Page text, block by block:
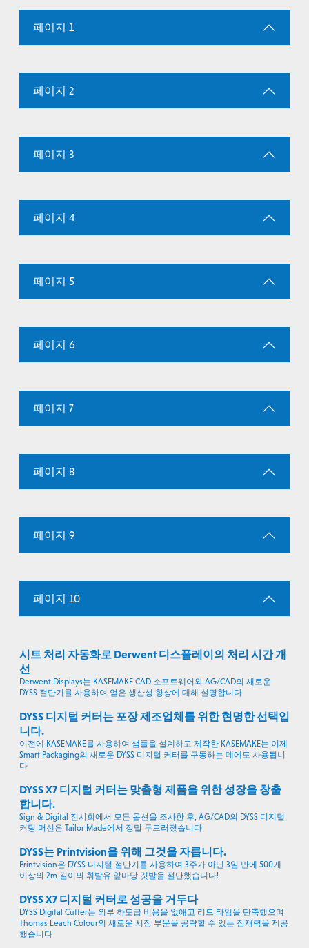
페이지 1
페이지 2
페이지 3
페이지 4
페이지 5
페이지 6
페이지 7
페이지 8
페이지 9
페이지 10
시트 처리 자동화로 Derwent 디스플레이의 처리 시간 개
선
Derwent Displays는 KASEMAKE CAD 소프트웨어와 AG/CAD의 새로운
DYSS 절단기를 사용하여 얻은 생산성 향상에 대해 설명합니다
DYSS 디지털 커터는 포장 제조업체를 위한 현명한 선택입
니다.
이전에 KASEMAKE를 사용하여 샘플을 설계하고 제작한 KASEMAKE는 이제
Smart Packaging의 새로운 DYSS 디지털 커터를 구동하는 데에도 사용됩니
다
DYSS X7 디지털 커터는 맞춤형 제품을 위한 성장을 창출
합니다.
Sign & Digital 전시회에서 모든 옵션을 조사한 후, AG/CAD의 DYSS 디지털
커팅 머신은 Tailor Made에서 정말 두드러졌습니다
DYSS는 Printvision을 위해 그것을 자릅니다.
Printvision은 DYSS 디지털 절단기를 사용하여 3주가 아닌 3일 만에 500개
이상의 2m 길이의 휘발유 앞마당 깃발을 절단했습니다!
DYSS X7 디지털 커터로 성공을 거두다
DYSS Digital Cutter는 외부 하도급 비용을 없애고 리드 타임을 단축했으며
Thomas Leach Colour의 새로운 시장 부문을 공략할 수 있는 잠재력을 제공
했습니다